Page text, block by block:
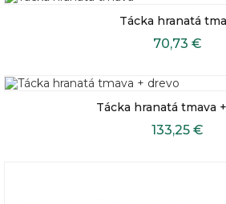
Tácka hranatá
70,73 €
Tácka hranatá tmava
133,25 €